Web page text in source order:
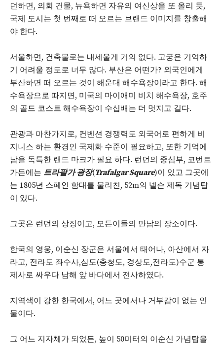
던하면, 의회 건물, 뉴욕하면 자유의 여신상을 또 올리 듯,
국제 도시는 첫 번째로 떠 오르는 브랜드 이미지를 창출해
야 한다.
서울하면, 건축물로는 내세울게 거의 없다. 고궁은 기억하
기 어려울 정도로 너무 많다. 부산은 어떤가? 외국인에게
부산하면 떠 오르는 것이 해운대 해수욕장이라고 한다. 해
수욕장으로 따지면, 미국의 마이애미 비치 해수욕장, 호주
의 골드 코스트 해수욕장이 수십배는 더 멋지고 길다.
관광과 마찬가지로, 컨벤션 경쟁력도 외국어로 편하게 비
지니스 하는 환경인 국제화 수준이 필요하고, 또한 기억에
남을 독특한 랜드 마크가 필요 하다. 런던의 중심부, 코번트
가든에는 트라팔가 광장(Trafalgar Square)이 있고 그곳에
는 1805년 스페인 함대를 물리친, 52m의 넬슨 제독 기념탑
이 있다.
그곳은 런던의 상징이고, 모든이들의 만남의 장소이다.
한국의 영웅, 이순신 장군은 서울에서 태어나, 아산에서 자
라고, 전라도 좌수사,삼도(충청도, 경상도,전라도)수군 통
제사로 싸우다 남해 앞 바다에서 전사하였다.
지역색이 강한 한국에서, 어느 곳에서나 거부감이 없는 인
물이다.
그 어느 지자체가 되었든, 높이 50미터의 이순신 가념탑을